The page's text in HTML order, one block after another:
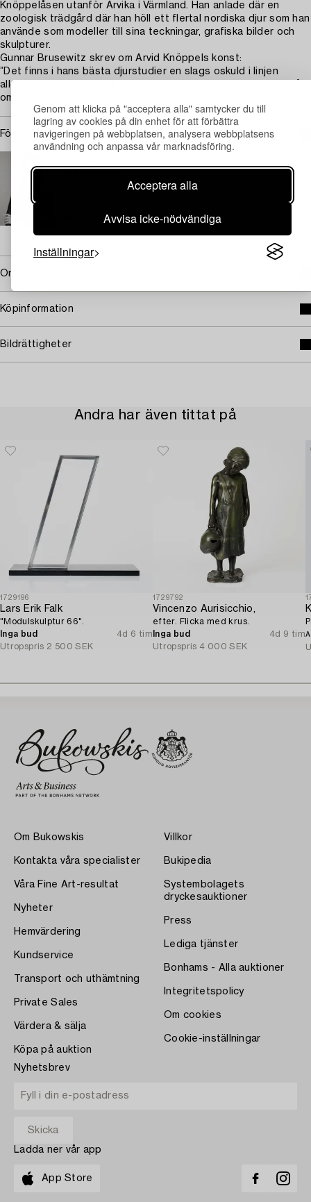
Genom att klicka på "acceptera alla" samtycker du till
lagring av cookies på din enhet för att förbättra
navigeringen på webbplatsen, analysera webbplatsens
användning och anpassa vår marknadsföring.
Acceptera alla
Avvisa icke-nödvändiga
Inställningar
Knöppelåsen utanför Arvika i Värmland. Han anlade där en
zoologisk trädgård där han höll ett flertal nordiska djur som han
använde som modeller till sina teckningar, grafiska bilder och
skulpturer.
Gunnar Brusewitz skrev om Arvid Knöppels konst:
”Det finns i hans bästa djurstudier en slags oskuld i linjen
alldeles som om en vore tecknad i skapelsens gryningsljus, så
omedveten och ren och samtidigt så obarmhärtigt avslöjande”
För konditionsrapport kontakta specialist
Lisa Gartz
Ansvarig specialist silver
→ Se vad vi söker
Omfattas av följerätt
Köpinformation
Bildrättigheter
Andra har även tittat på
1729196
Lars Erik Falk
"Modulskulptur 66".
Inga bud
4d 6 tim
Utropspris 2 500 SEK
1729792
Vincenzo Aurisicchio,
efter. Flicka med krus.
Inga bud
4d 9 tim
Utropspris 4 000 SEK
Om Bukowskis
Kontakta våra specialister
Våra Fine Art-resultat
Nyheter
Hemvärdering
Kundservice
Transport och uthämtning
Private Sales
Värdera & sälja
Köpa på auktion
Villkor
Bukipedia
Systembolagets
dryckesauktioner
Press
Lediga tjänster
Bonhams - Alla auktioner
Integritetspolicy
Om cookies
Cookie-inställningar
Nyhetsbrev
Ladda ner vår app
App Store